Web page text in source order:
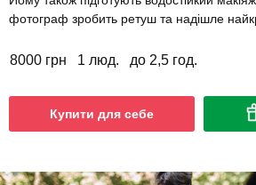
фотограф зробить ретуш та надішле
8000 грн 1 люд. до 2,5 год.
Купити для себе